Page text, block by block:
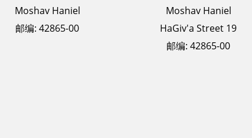
Moshav Haniel
邮编: 42865-00
Moshav Haniel
HaGiv'a Street 19
邮编: 42865-00